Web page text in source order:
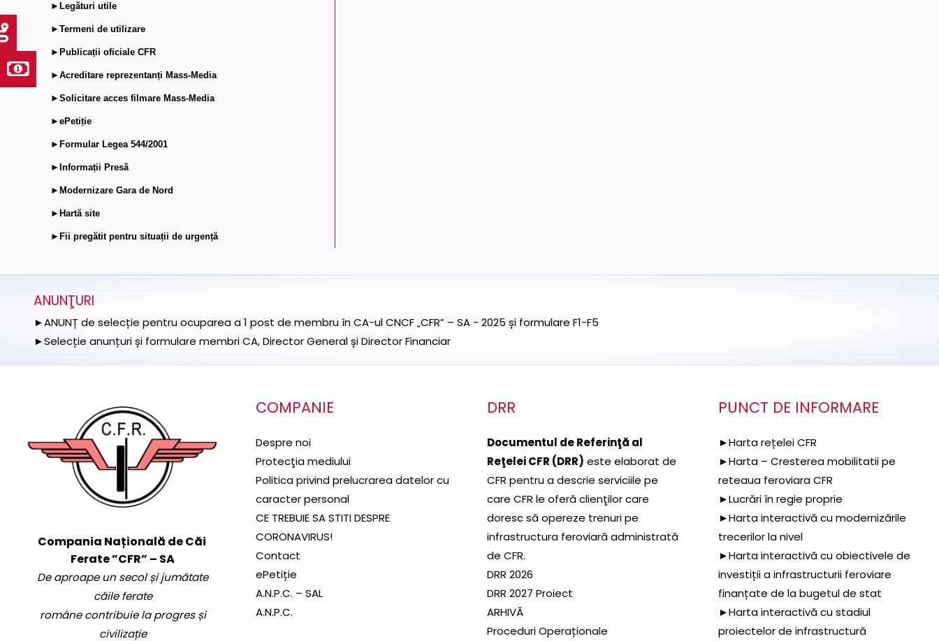
►Legături utile
►Termeni de utilizare
►Publicații oficiale CFR
►Acreditare reprezentanți Mass-Media
►Solicitare acces filmare Mass-Media
►ePetiție
►Formular Legea 544/2001
►Informații Presă
►Modernizare Gara de Nord
►Hartă site
►Fii pregătit pentru situații de urgență
ANUNŢURI
►ANUNȚ de selecție pentru ocuparea a 1 post de membru în CA-ul CNCF „CFR” – SA - 2025 și formulare F1-F5
►Selecție anunțuri și formulare membri CA, Director General și Director Financiar
Compania Națională de Căi
Ferate ”CFR” – SA
De aproape un secol și jumătate
căile ferate
române contribuie la progres și
civilizație
COMPANIE
Despre noi
Protecţia mediului
Politica privind prelucrarea datelor cu
caracter personal
CE TREBUIE SA STITI DESPRE
CORONAVIRUS!
Contact
ePetiție
A.N.P.C. – SAL
A.N.P.C.
DRR
Documentul de Referinţă al
Reţelei CFR (DRR) este elaborat de
CFR pentru a descrie serviciile pe
care CFR le oferă clienţilor care
doresc să opereze trenuri pe
infrastructura feroviară administrată
de CFR.
DRR 2026
DRR 2027 Proiect
ARHIVĂ
Proceduri Operaționale
PUNCT DE INFORMARE
►Harta rețelei CFR
►Harta – Cresterea mobilitatii pe
reteaua feroviara CFR
►Lucrări în regie proprie
►Harta interactivă cu modernizările
trecerilor la nivel
►Harta interactivă cu obiectivele de
investiții a infrastructurii feroviare
finanțate de la bugetul de stat
►Harta interactivă cu stadiul
proiectelor de infrastructură